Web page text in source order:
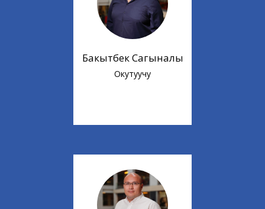
Бакытбек Сагыналы
Окутуучу